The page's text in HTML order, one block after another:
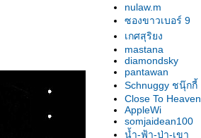
nulaw.m
ซองขาวเบอร์ 9
เกศสุริยง
mastana
diamondsky
pantawan
Schnuggy ชนุ๊กกี้
Close To Heaven
AppleWi
somjaidean100
น้ำ-ฟ้า-ป่า-เขา